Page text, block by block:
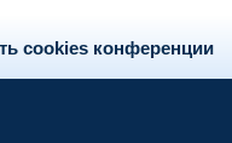
cookies конференции